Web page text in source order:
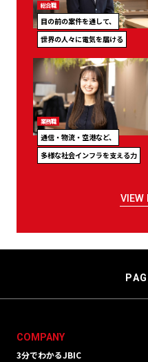
総合職
目の前の案件を通して、
世界の人々に電気を届ける
業務職
通信・物流・空港など、
多様な社会インフラを支える力
VIEW
COMPANY
3分でわかるJBIC